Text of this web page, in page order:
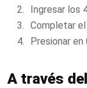
Ingresar los
Completar
Presionar en
A través